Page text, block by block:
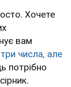
Хочете
вам
числа, але
потрібно